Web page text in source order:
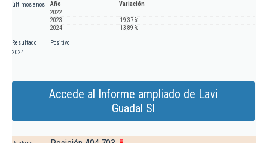
últimos años
Año
Variación
2022
2023
-19,37 %
2024
-13,89 %
Resultado
2024
Positivo
Accede al Informe ampliado de Lavi
Guadal Sl